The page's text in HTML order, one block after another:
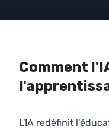
Comment
L'IA redéfinit